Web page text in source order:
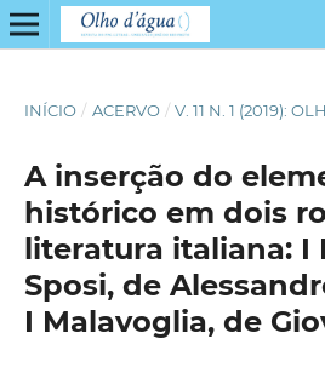
INÍCIO / ACERVO / V. 11 N. 1 (2019):
A inserção do
histórico em dois
literatura italiana: I
Sposi, de
I Malavoglia, de